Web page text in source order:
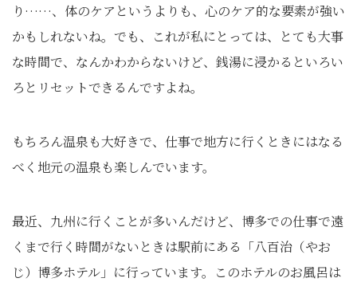
り……、体のケアというよりも、心のケア的な要素が強い
かもしれないね。でも、これが私にとっては、とても大事
な時間で、なんかわからないけど、銭湯に浸かるといろい
ろとリセットできるんですよね。
もちろん温泉も大好きで、仕事で地方に行くときにはなる
べく地元の温泉も楽しんでいます。
最近、九州に行くことが多いんだけど、博多での仕事で遠
くまで行く時間がないときは駅前にある「八百治（やお
じ）博多ホテル」に行っています。このホテルのお風呂は